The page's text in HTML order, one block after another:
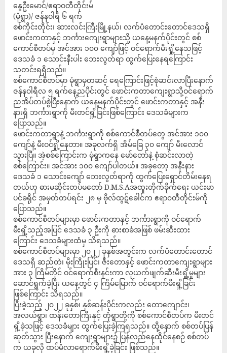
နွေဦးမောင်/ဧရာဝတီတိုင်းမ်
(မုံရွာ)/ ဇန်နဝါရီ ၆ ရက်
စစ်ကိုင်းတိုင်း၊ ဆားလင်းကြီးမြို့နယ်၊ လက်ပံတောင်းတောင်ဒေသရှိ
ဖောင်းကတာနှင့် ဘင်္ကားကျေးရွာများသို့ ယနေ့မနက်ပိုင်းတွင် စစ်
ကောင်စီတပ်မှ အင်အား ၁၀၀ ကျော်ဖြင့် ဝင်ရောက်မီးရှို့နေသဖြင့်
ဒေသခံ ၁ သောင်းနီးပါး ဘေးလွတ်ရာ ထွက်ပြေးနေရကြောင်း
သတင်းရရှိသည်။
စစ်ကောင်စီတပ်မှာ မုံရွာမှတဆင့် ရေကြောင်းဖြင့်စုံဆင်းလာပြီးနောက်
ဇန်နဝါရီလ ၅ ရက်နေ့ညပိုင်းတွင် ဖောင်းကတာကျေးရွာသို့ဝင်ရောက်
ညအိပ်တပ်စွဲပြီးနောက် ယနေ့မနက်ပိုင်းတွင် ဖောင်းကတာနှင့် အနီး
နားရှိ ဘင်္ကားရွာကို မီးတင်ရှို့ခြင်းဖြစ်ကြောင်း ဒေသခံများက
ပြောသည်။
ဖောင်းကတာရွာနဲ့ ဘင်္ကားရွာကို စစ်ကောင်စီတပ်တွေ အင်အား ၁၀၀
ကျော်နဲ့ မီးဝင်ရှို့နေတာ။ အခုလက်ရှိ အိမ်ခြေ ၃၀ ကျော် မီးလောင်
သွားပြီ။ အဲ့စစ်ကြောင်းက မုံရွာကနေ မော်တော်နဲ့ စုံဆင်းလာတဲ့
စစ်ကြောင်း။ အင်အား ၁၀၀ ကျော်ပါတယ်။ အခုတော့ အနီးနား
ဒေသခံ ၁ သောင်းကျော် ဘေးလွတ်ရာကို ထွက်ပြေးရှောင်တိမ်းနေရ
တယ်ဟု ဓားမဆိုင်းတပ်မတော် D.M.S.Aအထူးတိုက်ခိုက်ရေး ယင်းမာ
ပင်ခရိုင် အမှတ်တပ်ရင်း ၂၈ မှ ဗိုလ်ထွဋ်ခေါင်က ဧရာ၀တီတိုင်းမ်ကို
ပြောသည်။
စစ်ကောင်စီတပ်များမှာ ဖောင်းကတာနှင့် ဘင်္ကားရွာကို ဝင်ရောက်
မီးရှို့သည့်အပြင် ဒေသခံ ၃ ဦးကို ဓားစာခံအဖြစ် ဖမ်းဆီးထား
ကြောင်း ဒေသခံများထံမှ သိရသည်။
စစ်ကောင်စီတပ်များမှာ ၂၀၂၂ ခုနှစ်အတွင်းက လက်ပံတောင်းတောင်
ဒေသရှိ ဆည်တဲ၊ မိုးကြိုးပြင်၊ ဇီးတောနှင့် ဖောင်းကတာကျေးရွာများ
အား ၃ ကြိမ်တိုင် ဝင်ရောက်စီးနင်းကာ လုယက်ဖျက်ဆီးမီးရှို့မှုများ
ဆောင်ရွက်ခဲ့ပြီး ယနေ့တွင် ၄ ကြိမ်မြောက် ဝင်ရောက်မီးရှို့ခြင်း
ဖြစ်ကြောင်း သိရသည်။
ပြီးခဲ့သည့် ၂၀၂၂ ခုနှစ်၊ နှစ်ဆန်းပိုင်းကလည်း တောကျောင်း၊
အလယ်ရွာ၊ ထန်းတောကြီးနှင့် တုံရွာတို့ကို စစ်ကောင်စီတပ်က မီးတင်
ရှို့ခဲ့သဖြင့် ဒေသခံများ ထွက်ပြေးခဲ့ကြရသည်။ ထို့နောက် စစ်တပ်ပြန်
ဆုတ်သွား ပြီးနောက် ကျေးရွာများ၌ ပြန်လည်နေထိုင်နေစဉ် စစ်တပ်
က ယခုလို ထပ်မံလာရောက်မီးရှို့ခဲ့ခြင်း ဖြစ်သည်။